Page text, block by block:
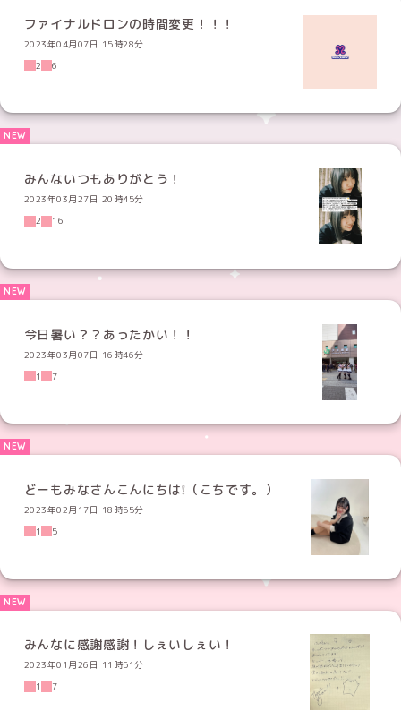
ファイナルドロンの時間変更！！！
2023年04月07日 15時28分
2
6
みんないつもありがとう！
2023年03月27日 20時45分
2
16
今日暑い？？あったかい！！
2023年03月07日 16時46分
1
7
どーもみなさんこんにちは❕（こちです。）
2023年02月17日 18時55分
1
5
みんなに感謝感謝！しぇいしぇい！
2023年01月26日 11時51分
1
7